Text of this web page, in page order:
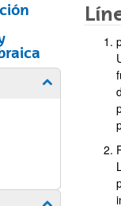
Mostrar/ocultar
Mostrar/ocultar